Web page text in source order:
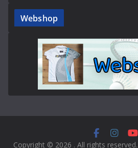
Webshop
Copyright © 2026 . All rights